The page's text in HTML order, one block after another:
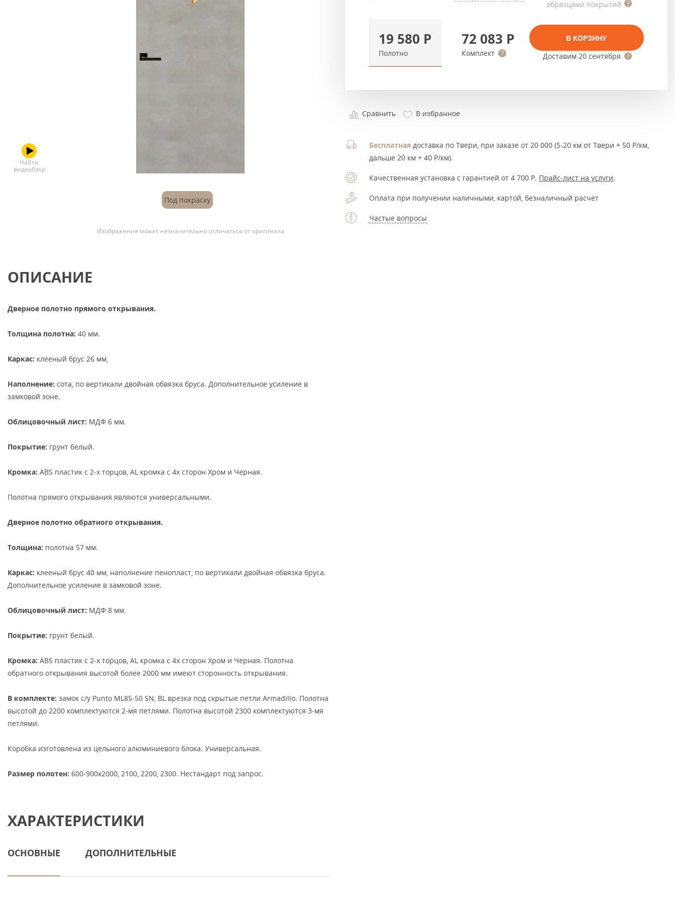
Темный
Найти
видеобзор
Под покраску
Изображение может незначительно отличаться от оригинала
ОПИСАНИЕ
Дверное полотно прямого открывания.
Толщина полотна: 40 мм.
Каркас: клееный брус 26 мм,
Наполнение: сота, по вертикали двойная обвязка бруса. Дополнительное усиление в
замковой зоне.
Облицовочный лист: МДФ 6 мм.
Покрытие: грунт белый.
Кромка: ABS пластик с 2-х торцов, AL кромка с 4х сторон Хром и Черная.
Полотна прямого открывания являются универсальными.
Дверное полотно обратного открывания.
Толщина: полотна 57 мм.
Каркас: клееный брус 40 мм, наполнение пенопласт, по вертикали двойная обвязка бруса.
Дополнительное усиление в замковой зоне.
Облицовочный лист: МДФ 8 мм.
Покрытие: грунт белый.
Кромка: АBS пластик с 2-х торцов, AL кромка с 4х сторон Хром и Черная. Полотна
обратного открывания высотой более 2000 мм имеют сторонность открывания.
В комплекте: замок с/у Punto ML85-50 SN, BL врезка под скрытые петли Armadillo. Полотна
высотой до 2200 комплектуются 2-мя петлями. Полотна высотой 2300 комплектуются 3-мя
петлями.
Коробка изготовлена из цельного алюминиевого блока. Универсальная.
Размер полотен: 600-900х2000, 2100, 2200, 2300. Нестандарт под запрос.
ХАРАКТЕРИСТИКИ
ОСНОВНЫЕ ДОПОЛНИТЕЛЬНЫЕ
образцами покрытий
19 580 Р
Полотно
72 083 Р
Комплект
В КОРЗИНУ
Доставим 20 сентября
Сравнить В избранное
Бесплатная доставка по Твери, при заказе от 20 000 (5-20 км от Твери + 50 Р/км,
дальше 20 км + 40 Р/км).
Качественная установка с гарантией от 4 700 Р. Прайс-лист на услуги.
Оплата при получении наличными, картой, безналичный расчет
Частые вопросы